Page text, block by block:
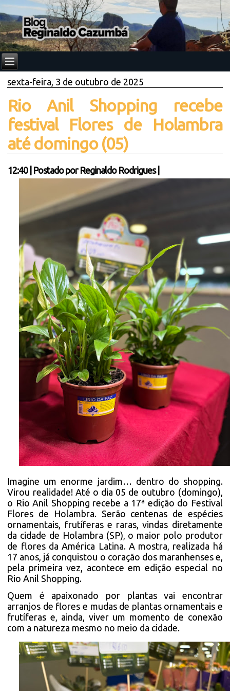
sexta-feira, 3 de outubro de 2025
Rio Anil Shopping recebe
festival Flores de Holambra
até domingo (05)
12:40| Postado por Reginaldo Rodrigues
Imagine um enorme jardim… dentro do shopping.
Virou realidade! Até o dia 05 de outubro (domingo),
o Rio Anil Shopping recebe a 17ª edição do Festival
Flores de Holambra. Serão centenas de espécies
ornamentais, frutíferas e raras, vindas diretamente
da cidade de Holambra (SP), o maior polo produtor
de flores da América Latina. A mostra, realizada há
17 anos, já conquistou o coração dos maranhenses e,
pela primeira vez, acontece em edição especial no
Rio Anil Shopping.
Quem é apaixonado por plantas vai encontrar
arranjos de flores e mudas de plantas ornamentais e
frutíferas e, ainda, viver um momento de conexão
com a natureza mesmo no meio da cidade.